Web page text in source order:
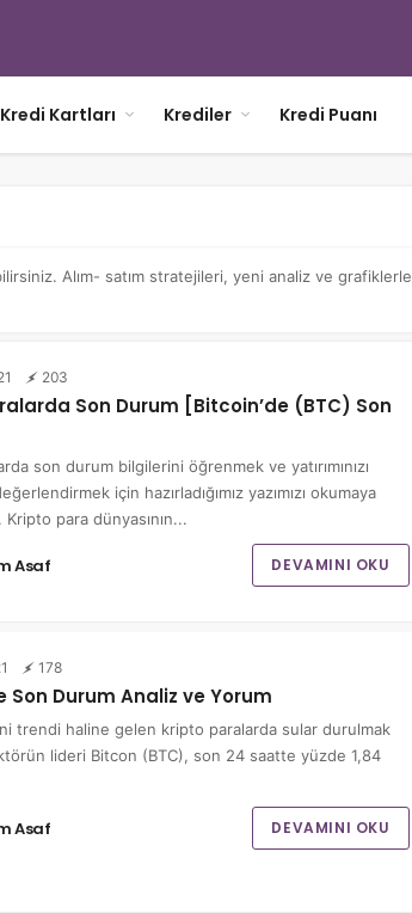
Kredi Kartları Krediler Kredi Puanı
Alım- satım stratejileri, yeni analiz ve grafiklerle
203
Son Durum [Bitcoin’de (BTC) Son
son durum bilgilerini öğrenmek ve yatırımınızı
için hazırladığımız yazımızı okumaya
para dünyasının...
Asaf DEVAMINI OKU
178
Son Durum Analiz ve Yorum
trendi haline gelen kripto paralarda sular durulmak
lideri Bitcon (BTC), son 24 saatte yüzde 1,84
Asaf DEVAMINI OKU